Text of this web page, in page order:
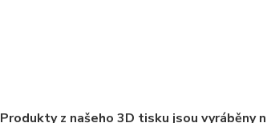
Produkty z našeho 3D tisku jsou vyráběny